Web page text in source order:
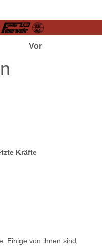
Vor
Kräfte
Einige von ihnen sind